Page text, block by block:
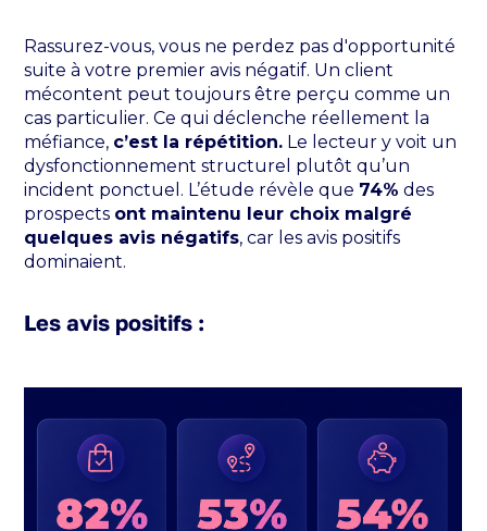
Rassurez-vous, vous ne perdez pas d'opportunité
suite à votre premier avis négatif. Un client
mécontent peut toujours être perçu comme un
cas particulier. Ce qui déclenche réellement la
méfiance, c’est la répétition. Le lecteur y voit un
dysfonctionnement structurel plutôt qu’un
incident ponctuel. L’étude révèle que 74% des
prospects ont maintenu leur choix malgré
quelques avis négatifs, car les avis positifs
dominaient.
Les avis positifs :